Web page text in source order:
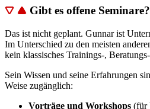
Gibt es offene Seminare?
Das ist nicht geplant. Gunnar ist
Im Unterschied zu den meisten
kein klassisches Trainings-,
Sein Wissen und seine Erfahrungen
Weise zugänglich:
Vorträge und Workshops (für